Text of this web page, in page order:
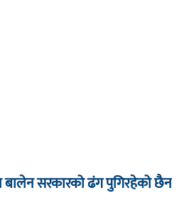
बालेन सरकारको ढंग पुगिरहेको छैन